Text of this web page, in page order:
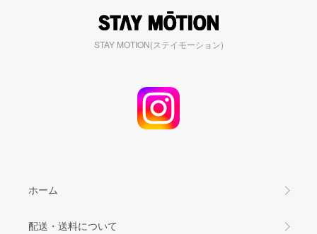
STAY MOTION(ステイモーション)
ホーム
配送・送料について